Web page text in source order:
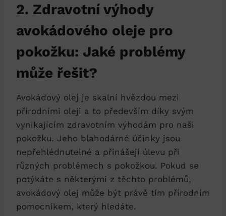
2. Zdravotní výhody
avokádového oleje pro
pokožku: Jaké problémy
může řešit?
Avokádový olej je skalní hvězdou mezi
přírodními oleji a to především díky svým
vynikajícím zdravotním výhodám pro naši
pokožku. Jeho blahodárné účinky jsou
nepřehlédnutelné a přinášejí úlevu při
různých problémech s pokožkou. Pokud se
potýkáte s některými z těchto problémů,
avokádový olej může být právě tím přírodním
pomocníkem, který hledáte.